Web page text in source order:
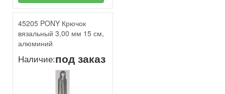
45205 PONY Крючок
вязальный 3,00 мм 15 см,
алюминий
Наличие:под заказ